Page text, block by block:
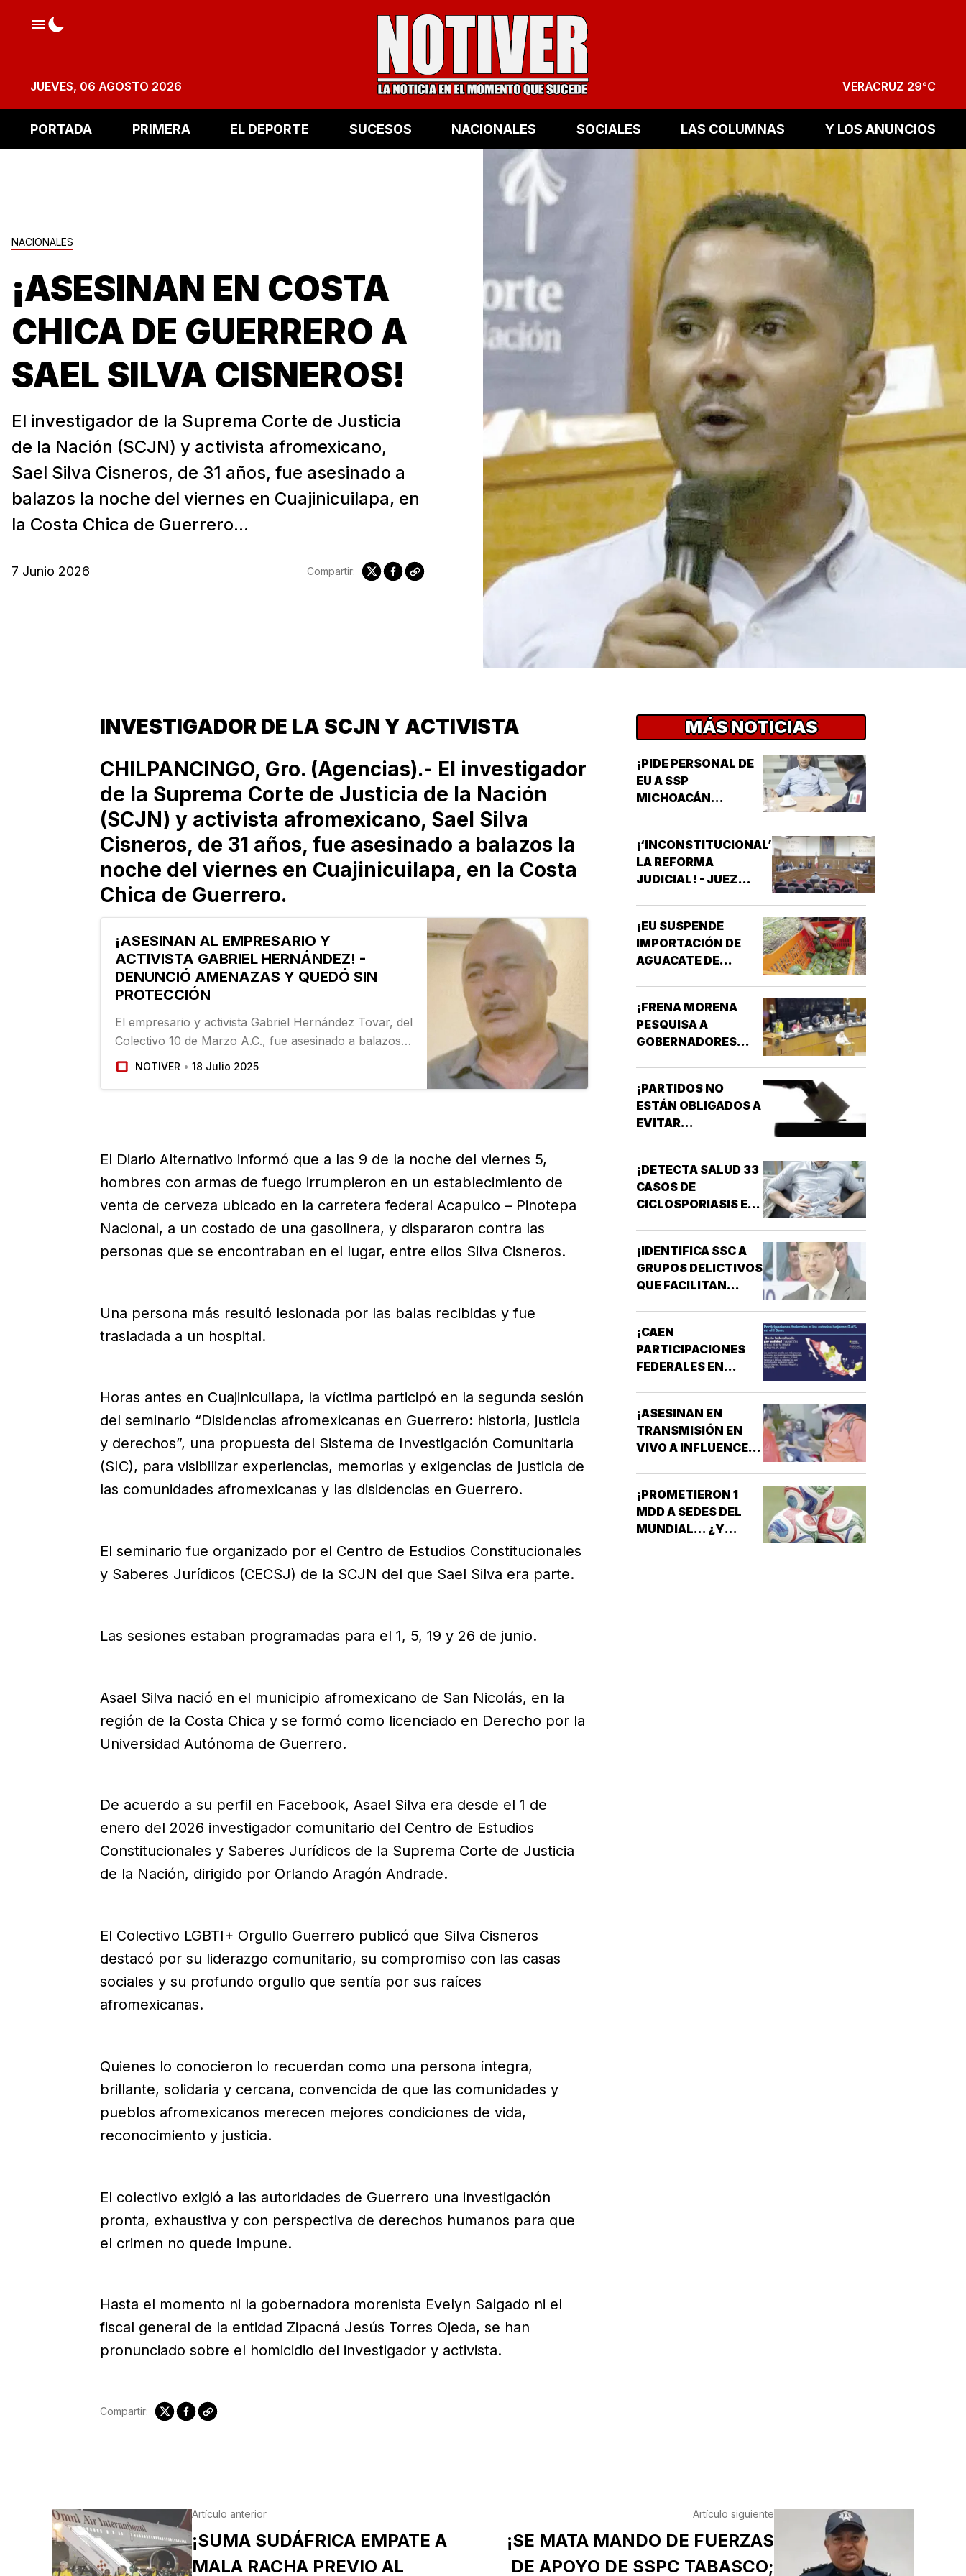
JUEVES, 06 AGOSTO 2026 VERACRUZ 29°C
PORTADA PRIMERA EL DEPORTE SUCESOS NACIONALES SOCIALES LAS COLUMNAS Y LOS ANUNCIOS
NACIONALES
¡ASESINAN EN COSTA
CHICA DE GUERRERO A
SAEL SILVA CISNEROS!
El investigador de la Suprema Corte de Justicia
de la Nación (SCJN) y activista afromexicano,
Sael Silva Cisneros, de 31 años, fue asesinado a
balazos la noche del viernes en Cuajinicuilapa, en
la Costa Chica de Guerrero...
7 Junio 2026 Compartir:
INVESTIGADOR DE LA SCJN Y ACTIVISTA
CHILPANCINGO, Gro. (Agencias).- El investigador
de la Suprema Corte de Justicia de la Nación
(SCJN) y activista afromexicano, Sael Silva
Cisneros, de 31 años, fue asesinado a balazos la
noche del viernes en Cuajinicuilapa, en la Costa
Chica de Guerrero.
¡ASESINAN AL EMPRESARIO Y
ACTIVISTA GABRIEL HERNÁNDEZ! -
DENUNCIÓ AMENAZAS Y QUEDÓ SIN
PROTECCIÓN
El empresario y activista Gabriel Hernández Tovar, del
Colectivo 10 de Marzo A.C., fue asesinado a balazos
en la colonia Loma Real de Jarachina Sur, al sur de
NOTIVER 18 Julio 2025
El Diario Alternativo informó que a las 9 de la noche del viernes 5,
hombres con armas de fuego irrumpieron en un establecimiento de
venta de cerveza ubicado en la carretera federal Acapulco – Pinotepa
Nacional, a un costado de una gasolinera, y dispararon contra las
personas que se encontraban en el lugar, entre ellos Silva Cisneros.
Una persona más resultó lesionada por las balas recibidas y fue
trasladada a un hospital.
Horas antes en Cuajinicuilapa, la víctima participó en la segunda sesión
del seminario “Disidencias afromexicanas en Guerrero: historia, justicia
y derechos”, una propuesta del Sistema de Investigación Comunitaria
(SIC), para visibilizar experiencias, memorias y exigencias de justicia de
las comunidades afromexicanas y las disidencias en Guerrero.
El seminario fue organizado por el Centro de Estudios Constitucionales
y Saberes Jurídicos (CECSJ) de la SCJN del que Sael Silva era parte.
Las sesiones estaban programadas para el 1, 5, 19 y 26 de junio.
Asael Silva nació en el municipio afromexicano de San Nicolás, en la
región de la Costa Chica y se formó como licenciado en Derecho por la
Universidad Autónoma de Guerrero.
De acuerdo a su perfil en Facebook, Asael Silva era desde el 1 de
enero del 2026 investigador comunitario del Centro de Estudios
Constitucionales y Saberes Jurídicos de la Suprema Corte de Justicia
de la Nación, dirigido por Orlando Aragón Andrade.
El Colectivo LGBTI+ Orgullo Guerrero publicó que Silva Cisneros
destacó por su liderazgo comunitario, su compromiso con las casas
sociales y su profundo orgullo que sentía por sus raíces
afromexicanas.
Quienes lo conocieron lo recuerdan como una persona íntegra,
brillante, solidaria y cercana, convencida de que las comunidades y
pueblos afromexicanos merecen mejores condiciones de vida,
reconocimiento y justicia.
El colectivo exigió a las autoridades de Guerrero una investigación
pronta, exhaustiva y con perspectiva de derechos humanos para que
el crimen no quede impune.
Hasta el momento ni la gobernadora morenista Evelyn Salgado ni el
fiscal general de la entidad Zipacná Jesús Torres Ojeda, se han
pronunciado sobre el homicidio del investigador y activista.
Compartir:
MÁS NOTICIAS
¡PIDE PERSONAL DE
EU A SSP
MICHOACÁN
¡‘INCONSTITUCIONAL’
LA REFORMA
JUDICIAL! - JUEZ
¡EU SUSPENDE
IMPORTACIÓN DE
AGUACATE DE
¡FRENA MORENA
PESQUISA A
GOBERNADORES
¡PARTIDOS NO
ESTÁN OBLIGADOS A
EVITAR
¡DETECTA SALUD 33
CASOS DE
CICLOSPORIASIS EN
¡IDENTIFICA SSC A
GRUPOS DELICTIVOS
QUE FACILITAN
¡CAEN
PARTICIPACIONES
FEDERALES EN
¡ASESINAN EN
TRANSMISIÓN EN
VIVO A INFLUENCER
¡PROMETIERON 1
MDD A SEDES DEL
MUNDIAL... ¿Y
Artículo anterior
¡SUMA SUDÁFRICA EMPATE A
MALA RACHA PREVIO AL
Artículo siguiente
¡SE MATA MANDO DE FUERZAS
DE APOYO DE SSPC TABASCO;